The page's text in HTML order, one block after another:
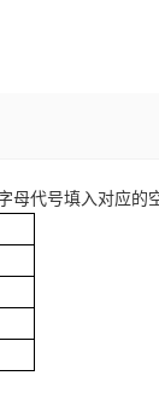
母代号填入对应的